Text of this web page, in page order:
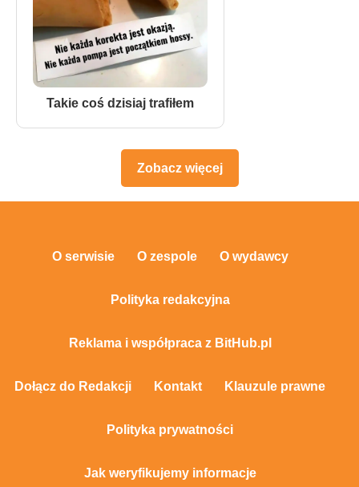
Takie coś dzisiaj trafiłem
Zobacz więcej
O serwisie O zespole O wydawcy
Polityka redakcyjna
Reklama i współpraca z BitHub.pl
Dołącz do Redakcji Kontakt Klauzule prawne
Polityka prywatności
Jak weryfikujemy informacje